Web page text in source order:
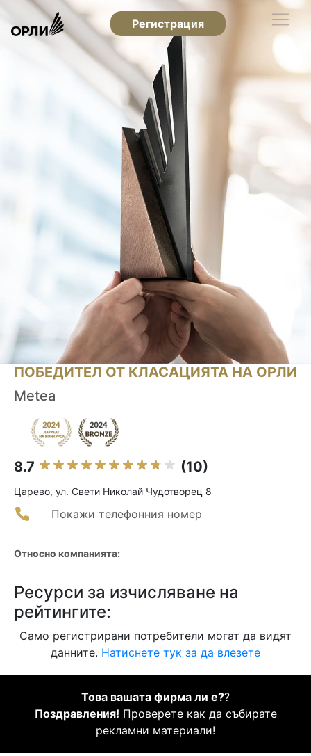
Регистрация
ПОБЕДИТЕЛ ОТ КЛАСАЦИЯТА НА ОРЛИ
Metea
8.7 (10)
Царево, ул. Свети Николай Чудотворец 8
Покажи телефонния номер
Относно компанията:
Ресурси за изчисляване на
рейтингите:
Само регистрирани потребители могат да видят
данните. Натиснете тук за да влезете
Това вашата фирма ли е??
Поздравления! Проверете как да събирате
рекламни материали!